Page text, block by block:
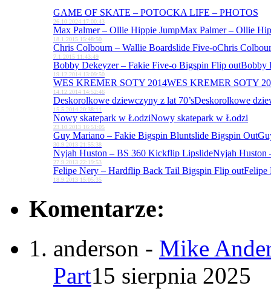
GAME OF SKATE – POTOCKA LIFE – PHOTOS
26.10.2024 17:00:43
Max Palmer – Ollie Hippie JumpMax Palmer – Ollie
18.1.2015 15:48:50
Chris Colbourn – Wallie Boardslide Five-oChris
7.1.2015 11:43:49
Bobby Dekeyzer – Fakie Five-o Bigspin Flip outBobby
19.12.2014 13:09:50
WES KREMER SOTY 2014WES KREMER SOTY
14.12.2014 14:52:46
Deskorolkowe dziewczyny z lat 70’sDeskorolkowe
15.5.2014 20:38:11
Nowy skatepark w ŁodziNowy skatepark w Łodzi
23.10.2013 16:51:05
Guy Mariano – Fakie Bigspin Bluntslide Bigspin Out
30.9.2013 21:55:38
Nyjah Huston – BS 360 Kickflip LipslideNyjah Huston
27.9.2013 22:19:53
Felipe Nery – Hardflip Back Tail Bigspin Flip outFelipe
18.9.2013 15:05:35
Komentarze:
anderson - Mike
Part15 sierpnia 2025